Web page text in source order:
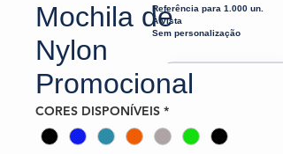
Mochila de
Nylon
Promocional
CORES DISPONÍVEIS *
Referência para 1.000 un.
À vista
Sem personalização